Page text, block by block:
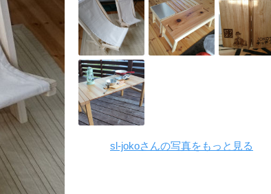
sl-jokoさんの写真をもっと見る